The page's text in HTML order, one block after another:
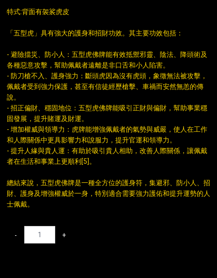
特式:背面有袈裟虎皮
「五型虎」具有強大的護身和招財功效。其主要功效包括：
- 避險擋災、防小人：五型虎佛牌能有效抵禦邪靈、陰法、降頭術及
各種惡意攻擊，幫助佩戴者遠離是非口舌和小人陷害。
- 防刀槍不入、護身強力：斷頭虎因為沒有虎頭，象徵無法被攻擊，
佩戴者受到強力保護，甚至有信徒經歷槍擊、車禍而安然無恙的傳
說。
- 招正偏財、穩固地位：五型虎佛牌能吸引正財與偏財，幫助事業穩
固發展，提升賭運及財運。
- 增加權威與領導力：虎牌能增強佩戴者的氣勢與威嚴，使人在工作
和人際關係中更具影響力和說服力，提升官運和領導力。
- 提升人緣與貴人運：有助於吸引貴人相助，改善人際關係，讓佩戴
者在生活和事業上更順利[5]。
總結來說，五型虎佛牌是一種全方位的護身符，集避邪、防小人、招
財、護身及增強權威於一身，特別適合需要強力護佑和提升運勢的人
士佩戴。
- +